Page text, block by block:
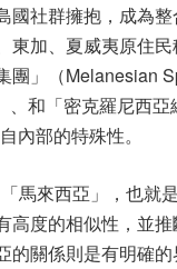
國社群擁抱，成為
東加、夏威夷原住
」（Melanesian
和「密克羅尼西亞
內部的特殊性。
來西亞」，也就
度的相似性，並
關係則是有明確